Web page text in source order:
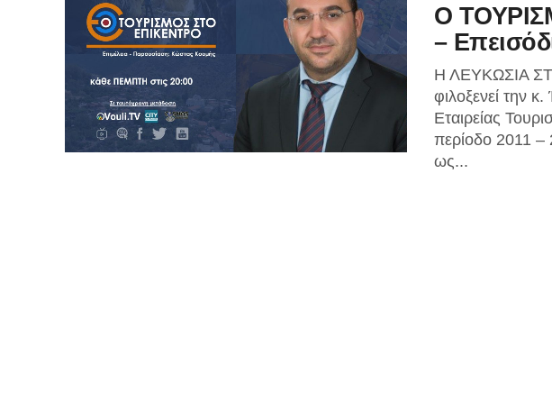
Ο
–
Η ΛΕΥΚΩΣΙΑ
φιλοξενεί την
Εταιρείας
περίοδο 2011 –
ως...